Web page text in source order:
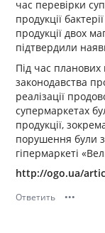
час перевірки
продукції
продукції двох
підтвердили
Під час
законодавства
реалізації
супермаркетах
продукції,
порушення були
гіпермаркеті
http://ogo.ua/
Ответить •••